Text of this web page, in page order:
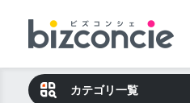
カテゴリ一覧